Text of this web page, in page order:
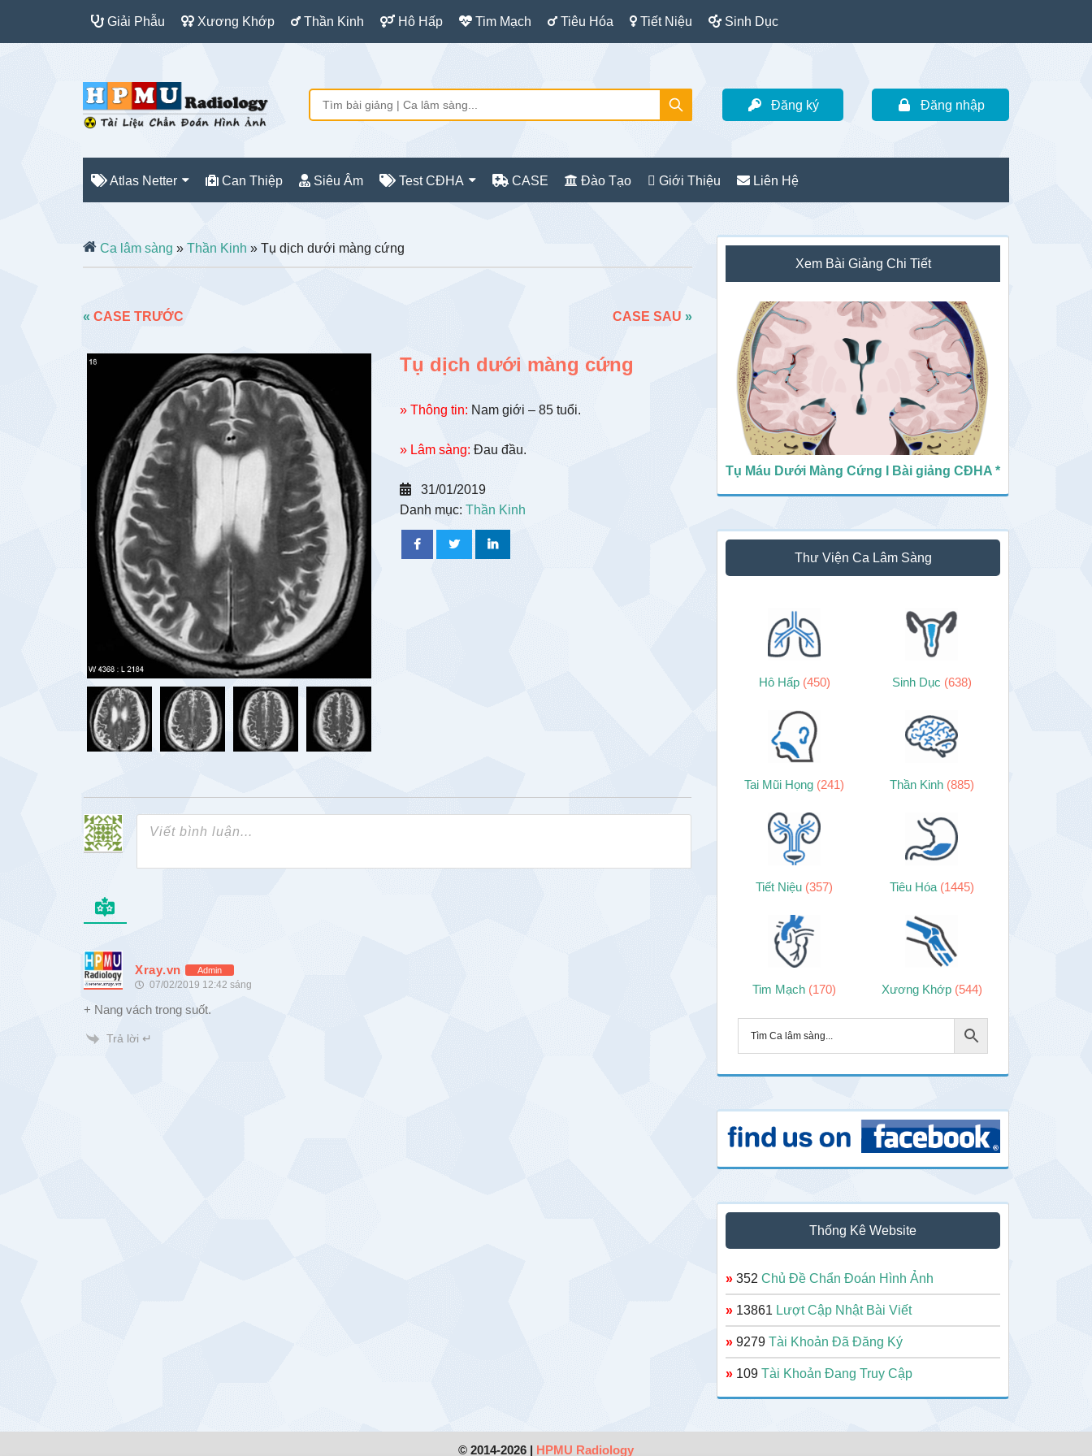
Giải Phẫu Xương Khớp Thần Kinh Hô Hấp Tim Mạch Tiêu Hóa Tiết Niệu Sinh Dục
Đăng ký Đăng nhập
Atlas Netter Can Thiệp Siêu Âm Test CĐHA CASE Đào Tạo Giới Thiệu Liên Hệ
Ca lâm sàng » Thần Kinh » Tụ dịch dưới màng cứng
« CASE TRƯỚC CASE SAU »
Tụ dịch dưới màng cứng
» Thông tin: Nam giới – 85 tuổi.
» Lâm sàng: Đau đầu.
31/01/2019
Danh mục: Thần Kinh
Xray.vn Admin
07/02/2019 12:42 sáng
+ Nang vách trong suốt.
Trả lời ↵
Sidebar
chính
Xem Bài Giảng Chi Tiết
Tụ Máu Dưới Màng Cứng I Bài giảng CĐHA *
Thư Viện Ca Lâm Sàng
Hô Hấp (450) Sinh Dục (638)
Tai Mũi Họng (241) Thần Kinh (885)
Tiết Niệu (357) Tiêu Hóa (1445)
Tim Mạch (170) Xương Khớp (544)
Thống Kê Website
» 352 Chủ Đề Chẩn Đoán Hình Ảnh
» 13861 Lượt Cập Nhật Bài Viết
» 9279 Tài Khoản Đã Đăng Ký
» 109 Tài Khoản Đang Truy Cập
© 2014-2026 | HPMU Radiology